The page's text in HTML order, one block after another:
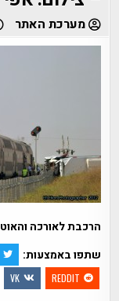
מערכת האתר
הרכבת לאורכה
שתפו באמצעות:
REDDIT
VK